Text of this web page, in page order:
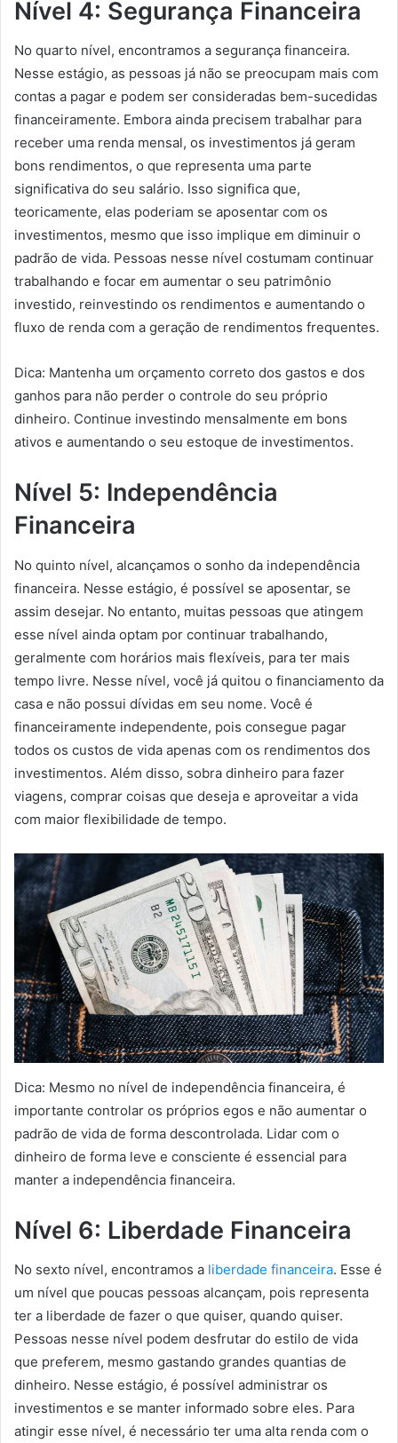
Nível 4: Segurança Financeira
No quarto nível, encontramos a segurança financeira.
Nesse estágio, as pessoas já não se preocupam mais com
contas a pagar e podem ser consideradas bem-sucedidas
financeiramente. Embora ainda precisem trabalhar para
receber uma renda mensal, os investimentos já geram
bons rendimentos, o que representa uma parte
significativa do seu salário. Isso significa que,
teoricamente, elas poderiam se aposentar com os
investimentos, mesmo que isso implique em diminuir o
padrão de vida. Pessoas nesse nível costumam continuar
trabalhando e focar em aumentar o seu patrimônio
investido, reinvestindo os rendimentos e aumentando o
fluxo de renda com a geração de rendimentos frequentes.
Dica: Mantenha um orçamento correto dos gastos e dos
ganhos para não perder o controle do seu próprio
dinheiro. Continue investindo mensalmente em bons
ativos e aumentando o seu estoque de investimentos.
Nível 5: Independência
Financeira
No quinto nível, alcançamos o sonho da independência
financeira. Nesse estágio, é possível se aposentar, se
assim desejar. No entanto, muitas pessoas que atingem
esse nível ainda optam por continuar trabalhando,
geralmente com horários mais flexíveis, para ter mais
tempo livre. Nesse nível, você já quitou o financiamento da
casa e não possui dívidas em seu nome. Você é
financeiramente independente, pois consegue pagar
todos os custos de vida apenas com os rendimentos dos
investimentos. Além disso, sobra dinheiro para fazer
viagens, comprar coisas que deseja e aproveitar a vida
com maior flexibilidade de tempo.
Dica: Mesmo no nível de independência financeira, é
importante controlar os próprios egos e não aumentar o
padrão de vida de forma descontrolada. Lidar com o
dinheiro de forma leve e consciente é essencial para
manter a independência financeira.
Nível 6: Liberdade Financeira
No sexto nível, encontramos a liberdade financeira. Esse é
um nível que poucas pessoas alcançam, pois representa
ter a liberdade de fazer o que quiser, quando quiser.
Pessoas nesse nível podem desfrutar do estilo de vida
que preferem, mesmo gastando grandes quantias de
dinheiro. Nesse estágio, é possível administrar os
investimentos e se manter informado sobre eles. Para
atingir esse nível, é necessário ter uma alta renda com o